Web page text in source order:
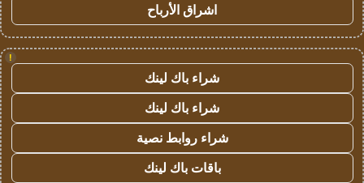
اشراق الأرباح
!
شراء باك لينك
شراء باك لينك
شراء روابط نصية
باقات باك لينك